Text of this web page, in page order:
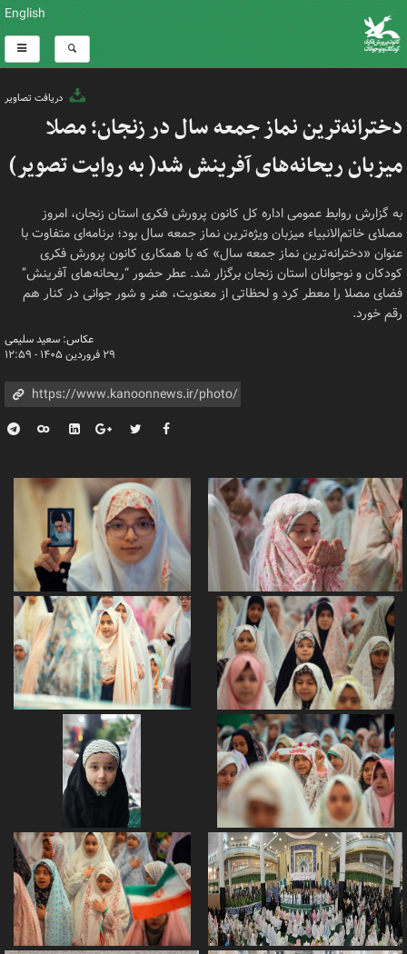
English
دریافت تصاویر
دخترانه‌ترین نماز جمعه سال در زنجان؛ مصلا
میزبان ریحانه‌های آفرینش شد( به روایت تصویر)
به گزارش روابط عمومی اداره کل کانون پرورش فکری استان زنجان، امروز
مصلای خاتم‌الانبیاء میزبان ویژه‌ترین نماز جمعه سال بود؛ برنامه‌ای متفاوت با
عنوان «دخترانه‌ترین نماز جمعه سال» که با همکاری کانون پرورش فکری
کودکان و نوجوانان استان زنجان برگزار شد. عطر حضور “ریحانه‌های آفرینش”
فضای مصلا را معطر کرد و لحظاتی از معنویت، هنر و شور جوانی در کنار هم
رقم خورد.
عکاس: سعید سلیمی
۲۹ فروردین ۱۴۰۵ - ۱۲:۵۹